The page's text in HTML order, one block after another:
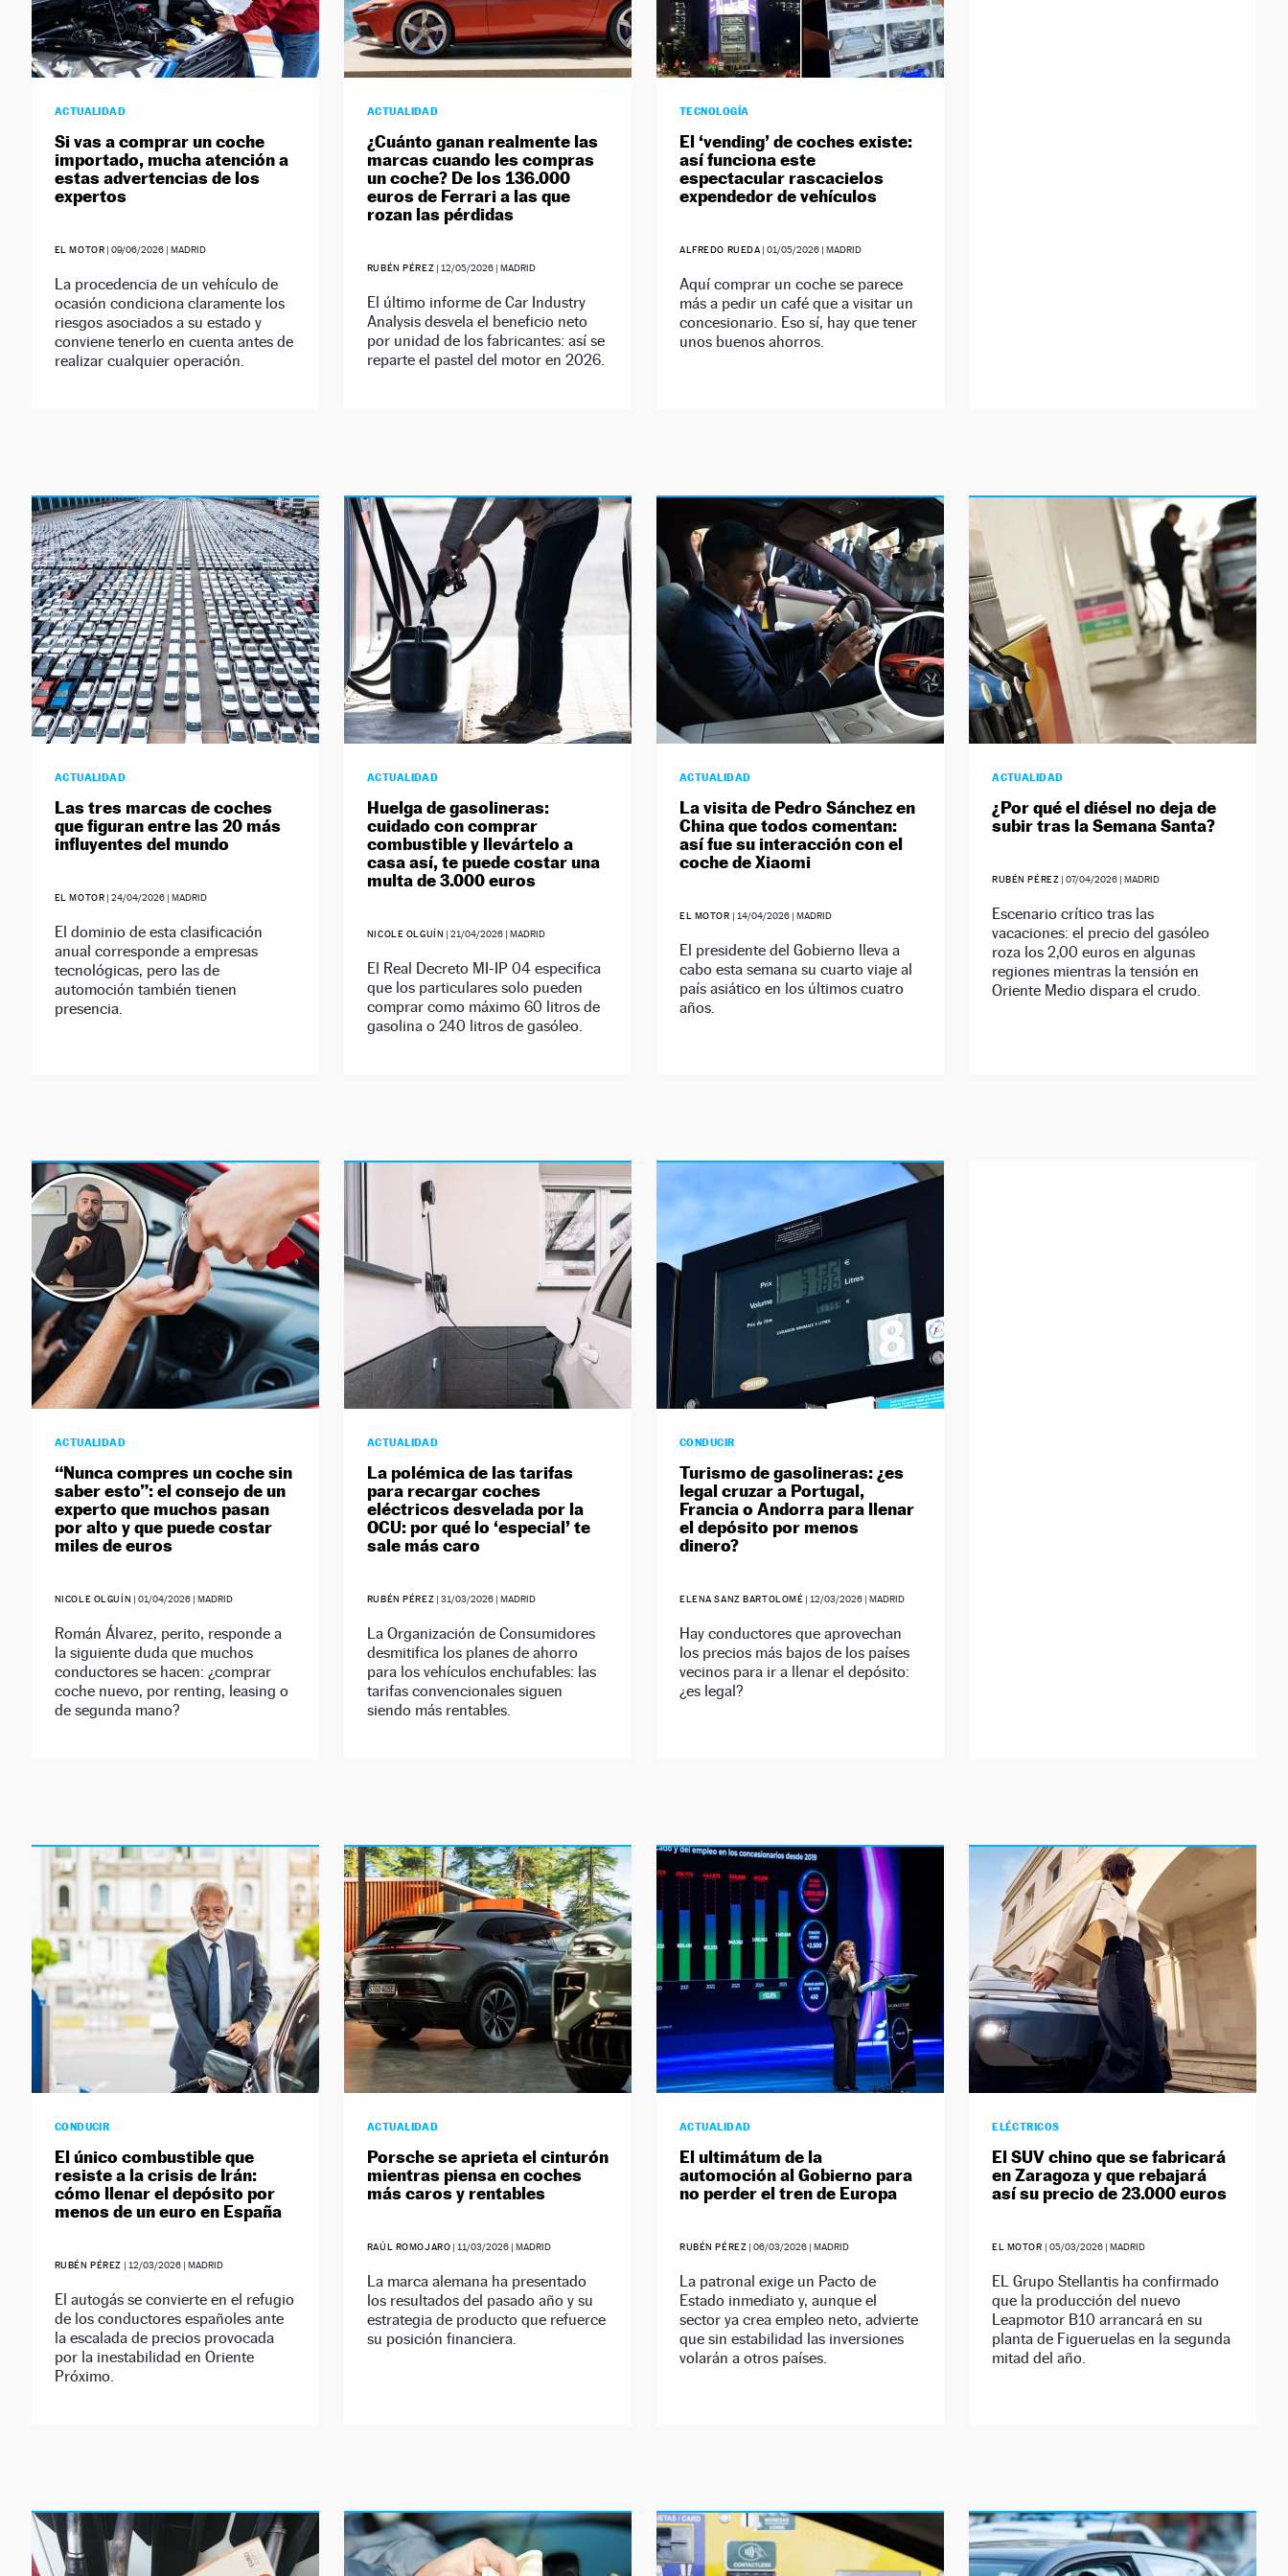
ACTUALIDAD
Si vas a comprar un coche
importado, mucha atención a
estas advertencias de los
expertos
EL MOTOR |09/06/2026 | MADRID
La procedencia de un vehículo de
ocasión condiciona claramente los
riesgos asociados a su estado y
conviene tenerlo en cuenta antes de
realizar cualquier operación.
ACTUALIDAD
¿Cuánto ganan realmente las
marcas cuando les compras
un coche? De los 136.000
euros de Ferrari a las que
rozan las pérdidas
RUBÉN PÉREZ | 12/05/2026 | MADRID
El último informe de Car Industry
Analysis desvela el beneficio neto
por unidad de los fabricantes: así se
reparte el pastel del motor en 2026.
TECNOLOGÍA
El ‘vending’ de coches existe:
así funciona este
espectacular rascacielos
expendedor de vehículos
ALFREDO RUEDA |01/05/2026 | MADRID
Aquí comprar un coche se parece
más a pedir un café que a visitar un
concesionario. Eso sí, hay que tener
unos buenos ahorros.
ACTUALIDAD
Las tres marcas de coches
que figuran entre las 20 más
influyentes del mundo
EL MOTOR |24/04/2026 | MADRID
El dominio de esta clasificación
anual corresponde a empresas
tecnológicas, pero las de
automoción también tienen
presencia.
ACTUALIDAD
Huelga de gasolineras:
cuidado con comprar
combustible y llevártelo a
casa así, te puede costar una
multa de 3.000 euros
NICOLE OLGUÍN |21/04/2026 | MADRID
El Real Decreto MI-IP 04 especifica
que los particulares solo pueden
comprar como máximo 60 litros de
gasolina o 240 litros de gasóleo.
ACTUALIDAD
La visita de Pedro Sánchez en
China que todos comentan:
así fue su interacción con el
coche de Xiaomi
EL MOTOR | 14/04/2026| MADRID
El presidente del Gobierno lleva a
cabo esta semana su cuarto viaje al
país asiático en los últimos cuatro
años.
ACTUALIDAD
¿Por qué el diésel no deja de
subir tras la Semana Santa?
RUBÉN PÉREZ |07/04/2026 | MADRID
Escenario crítico tras las
vacaciones: el precio del gasóleo
roza los 2,00 euros en algunas
regiones mientras la tensión en
Oriente Medio dispara el crudo.
ACTUALIDAD
“Nunca compres un coche sin
saber esto”: el consejo de un
experto que muchos pasan
por alto y que puede costar
miles de euros
NICOLE OLGUÍN |01/04/2026 | MADRID
Román Álvarez, perito, responde a
la siguiente duda que muchos
conductores se hacen: ¿comprar
coche nuevo, por renting, leasing o
de segunda mano?
ACTUALIDAD
La polémica de las tarifas
para recargar coches
eléctricos desvelada por la
OCU: por qué lo ‘especial’ te
sale más caro
RUBÉN PÉREZ |31/03/2026 | MADRID
La Organización de Consumidores
desmitifica los planes de ahorro
para los vehículos enchufables: las
tarifas convencionales siguen
siendo más rentables.
CONDUCIR
Turismo de gasolineras: ¿es
legal cruzar a Portugal,
Francia o Andorra para llenar
el depósito por menos
dinero?
ELENA SANZ BARTOLOMÉ | 12/03/2026 | MADRID
Hay conductores que aprovechan
los precios más bajos de los países
vecinos para ir a llenar el depósito:
¿es legal?
CONDUCIR
El único combustible que
resiste a la crisis de Irán:
cómo llenar el depósito por
menos de un euro en España
RUBÉN PÉREZ | 12/03/2026 | MADRID
El autogás se convierte en el refugio
de los conductores españoles ante
la escalada de precios provocada
por la inestabilidad en Oriente
Próximo.
ACTUALIDAD
Porsche se aprieta el cinturón
mientras piensa en coches
más caros y rentables
RAÚL ROMOJARO | 11/03/2026 | MADRID
La marca alemana ha presentado
los resultados del pasado año y su
estrategia de producto que refuerce
su posición financiera.
ACTUALIDAD
El ultimátum de la
automoción al Gobierno para
no perder el tren de Europa
RUBÉN PÉREZ |06/03/2026 | MADRID
La patronal exige un Pacto de
Estado inmediato y, aunque el
sector ya crea empleo neto, advierte
que sin estabilidad las inversiones
volarán a otros países.
ELÉCTRICOS
El SUV chino que se fabricará
en Zaragoza y que rebajará
así su precio de 23.000 euros
EL MOTOR | 05/03/2026| MADRID
EL Grupo Stellantis ha confirmado
que la producción del nuevo
Leapmotor B10 arrancará en su
planta de Figueruelas en la segunda
mitad del año.